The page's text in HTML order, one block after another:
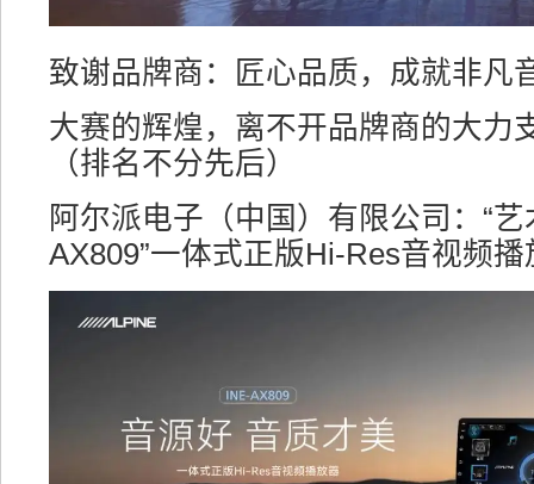
致谢品牌商：匠心品质，成就非凡
大赛的辉煌，离不开品牌商的大力
（排名不分先后）
阿尔派电子（中国）有限公司：“
AX809”一体式正版Hi-Res音视频播